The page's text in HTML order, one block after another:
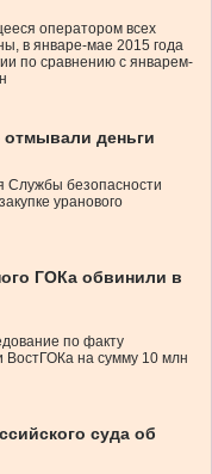
оператором всех
в январе-мае 2015 года
по сравнению с январем-
отмывали деньги
Службы безопасности
уранового
ГОКа обвинили в
по факту
ВостГОКа на сумму 10 млн
суда об